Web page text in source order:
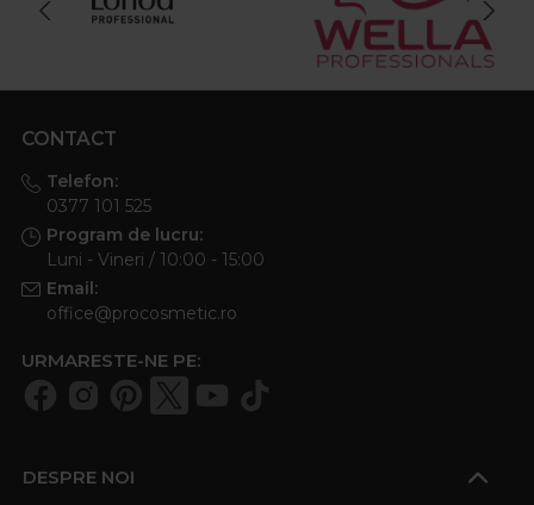
CONTACT
Telefon:
0377 101 525
Program de lucru:
Luni - Vineri / 10:00 - 15:00
Email:
office@procosmetic.ro
URMARESTE-NE PE:
DESPRE NOI